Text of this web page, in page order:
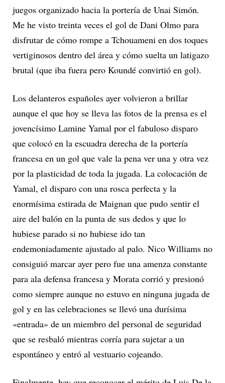
juegos organizado hacia la portería de Unai Simón.
Me he visto treinta veces el gol de Dani Olmo para
disfrutar de cómo rompe a Tchouameni en dos toques
vertiginosos dentro del área y cómo suelta un latigazo
brutal (que iba fuera pero Koundé convirtió en gol).
Los delanteros españoles ayer volvieron a brillar
aunque el que hoy se lleva las fotos de la prensa es el
jovencísimo Lamine Yamal por el fabuloso disparo
que colocó en la escuadra derecha de la portería
francesa en un gol que vale la pena ver una y otra vez
por la plasticidad de toda la jugada. La colocación de
Yamal, el disparo con una rosca perfecta y la
enormísima estirada de Maignan que pudo sentir el
aire del balón en la punta de sus dedos y que lo
hubiese parado si no hubiese ido tan
endemoniadamente ajustado al palo. Nico Williams no
consiguió marcar ayer pero fue una amenza constante
para ala defensa francesa y Morata corrió y presionó
como siempre aunque no estuvo en ninguna jugada de
gol y en las celebraciones se llevó una durísima
«entrada» de un miembro del personal de seguridad
que se resbaló mientras corría para sujetar a un
espontáneo y entró al vestuario cojeando.